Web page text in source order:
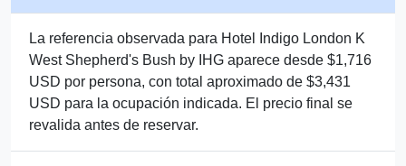
La referencia observada para Hotel Indigo London K
West Shepherd's Bush by IHG aparece desde $1,716
USD por persona, con total aproximado de $3,431
USD para la ocupación indicada. El precio final se
revalida antes de reservar.